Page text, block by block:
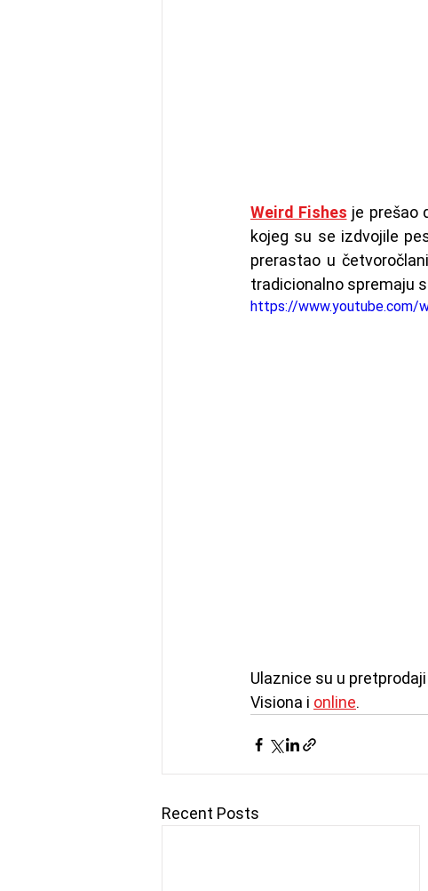
Weird Fishes je prešao
kojeg su se izdvojile
prerastao u
tradicionalno spremaju
https://www.youtube.com/
Ulaznice su u
Visiona i online.
Recent Posts